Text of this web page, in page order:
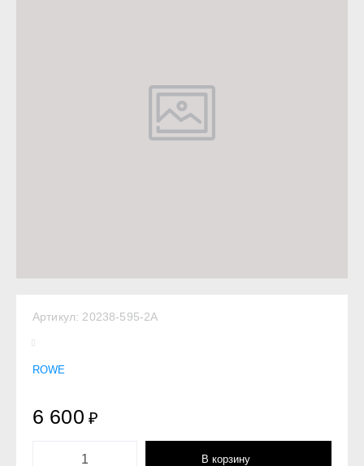
Артикул: 20238-595-2A
ROWE
6 600 ₽
В корзину